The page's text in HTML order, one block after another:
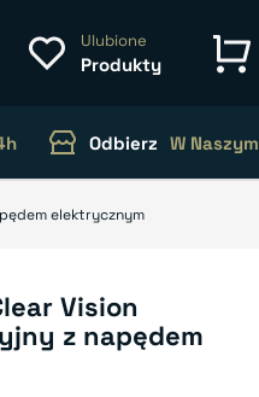
Ulubione
Produkty
Odbierz W
elektrycznym
Vision
z napędem